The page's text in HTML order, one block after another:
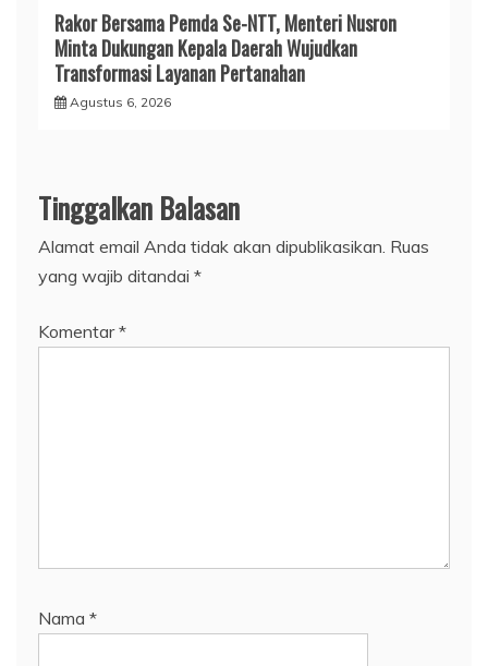
Rakor Bersama Pemda Se-NTT, Menteri Nusron
Minta Dukungan Kepala Daerah Wujudkan
Transformasi Layanan Pertanahan
Agustus 6, 2026
Tinggalkan Balasan
Alamat email Anda tidak akan dipublikasikan. Ruas
yang wajib ditandai *
Komentar*
Nama *